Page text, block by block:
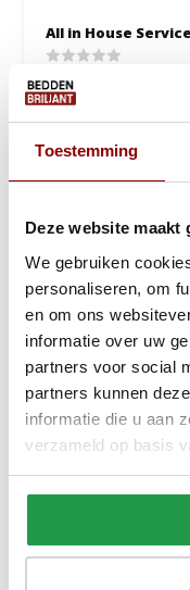
Toestemming
Deze website maakt
We gebruiken
personaliseren, om
en om ons
informatie over uw
partners voor social
partners kunnen
informatie die u aan
verzameld op basis
All in House
1 tot 2 werkdagen
349,95 299,95